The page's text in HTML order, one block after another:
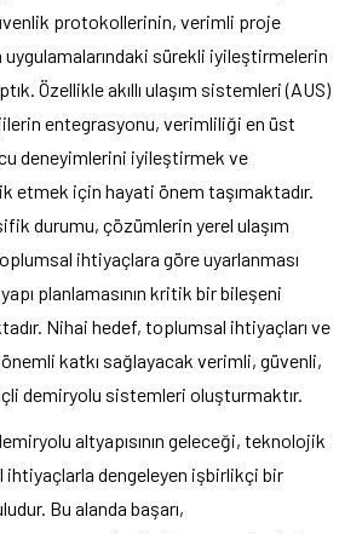
protokollerinin, verimli proje
sürekli iyileştirmelerin
Özellikle akıllı ulaşım sistemleri (AUS)
entegrasyonu, verimliliği en üst
deneyimlerini iyileştirmek ve
etmek için hayati önem taşımaktadır.
durumu, çözümlerin yerel ulaşım
ihtiyaçlara göre uyarlanması
planlamasının kritik bir bileşeni
Nihai hedef, toplumsal ihtiyaçları ve
katkı sağlayacak verimli, güvenli,
demiryolu sistemleri oluşturmaktır.
altyapısının geleceği, teknolojik
dengeleyen işbirlikçi bir
Bu alanda başarı,